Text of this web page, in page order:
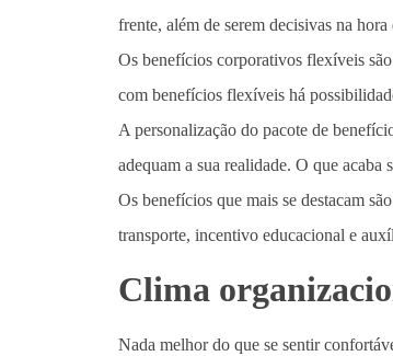
frente, além de serem decisivas na
Os benefícios corporativos flexíveis
com benefícios flexíveis há
A personalização do pacote de
adequam a sua realidade. O que
Os benefícios que mais se destacam
transporte, incentivo educacional e
Clima
Nada melhor do que se sentir